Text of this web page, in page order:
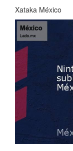
Xataka México